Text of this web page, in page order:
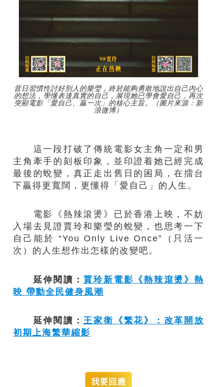
昔日習慣性討好別人的樂瑩，終於能夠勇敢地說出自己內心
的想法，學懂表達真實的自己，展現她已學會愛自己，再次
突顯電影「愛自己、贏一次」的核心主旨。（圖片來源：新
浪微博）
這一段打破了傳統電影女主角一定和男
主角牽手的刻板印象，並印證着她已經完成
最後的蛻變，真正走出舊日的困局，在擂台
下贏得更寬闊，更懂得「愛自己」的人生。
電影《熱辣滾燙》已於香港上映，不妨
入場去見證賈玲和樂瑩的蛻變，也思考一下
自己能於 “You Only Live Once”（只活一
次）的人生想作出怎樣的改變吧。
延伸閱讀：賈玲新電影《熱辣滾燙》熱
映 帶動全民健身風潮
延伸閱讀： 王家衛《繁花》：改革開放
初期上海繁華縮影
我要回應